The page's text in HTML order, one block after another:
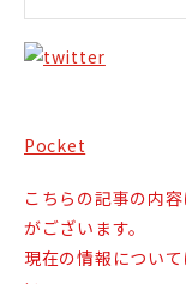
Pocket
こちらの記事の内
がございます。
現在の情報につい